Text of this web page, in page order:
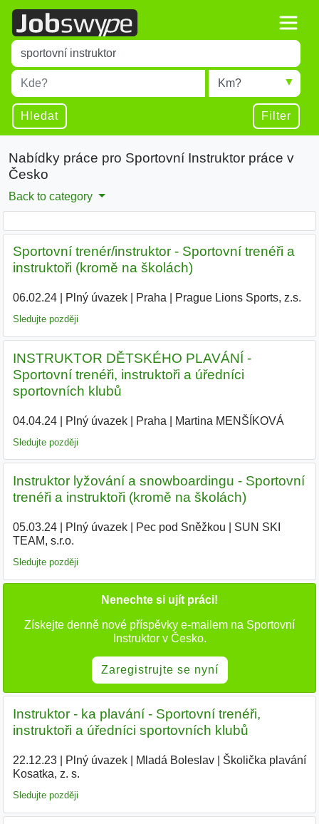
Title
Type 1 or more characters for results.
Místo
Type 1 or more characters for results.
Radius
Hledat Filter
Nabídky práce pro Sportovní Instruktor práce v
Česko
Back to category
Sportovní trenér/instruktor - Sportovní trenéři a
instruktoři (kromě na školách)
06.02.24| Plný úvazek| Praha Prague Lions Sports, z.s.
Sledujte později
INSTRUKTOR DĚTSKÉHO PLAVÁNÍ -
Sportovní trenéři, instruktoři a úředníci
sportovních klubů
04.04.24| Plný úvazek| Praha Martina MENŠÍKOVÁ
Sledujte později
Instruktor lyžování a snowboardingu - Sportovní
trenéři a instruktoři (kromě na školách)
05.03.24| Plný úvazek| Pec pod Sněžkou
SUN SKI
TEAM, s.r.o.
Sledujte později
Nenechte si ujít práci!
Získejte denně nové příspěvky e-mailem na Sportovní
Instruktor v Česko.
Zaregistrujte se nyní
Instruktor - ka plavání - Sportovní trenéři,
instruktoři a úředníci sportovních klubů
22.12.23| Plný úvazek| Mladá Boleslav|
Školička plavání
Kosatka, z. s.
Sledujte později